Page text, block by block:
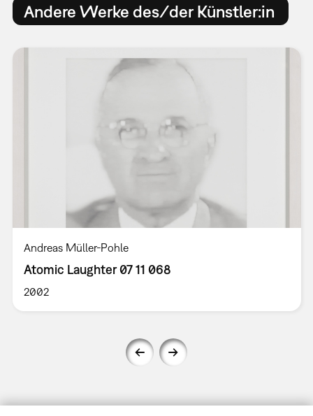
Andere Werke des/der Künstler:in
Andreas Müller-Pohle
Atomic Laughter 07 11 068
2002